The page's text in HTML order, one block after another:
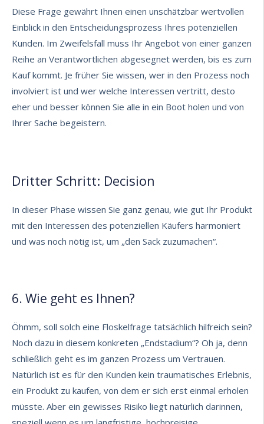
Diese Frage gewährt Ihnen einen unschätzbar wertvollen
Einblick in den Entscheidungsprozess Ihres potenziellen
Kunden. Im Zweifelsfall muss Ihr Angebot von einer ganzen
Reihe an Verantwortlichen abgesegnet werden, bis es zum
Kauf kommt. Je früher Sie wissen, wer in den Prozess noch
involviert ist und wer welche Interessen vertritt, desto
eher und besser können Sie alle in ein Boot holen und von
Ihrer Sache begeistern.
Dritter Schritt: Decision
In dieser Phase wissen Sie ganz genau, wie gut Ihr Produkt
mit den Interessen des potenziellen Käufers harmoniert
und was noch nötig ist, um „den Sack zuzumachen“.
6. Wie geht es Ihnen?
Öhmm, soll solch eine Floskelfrage tatsächlich hilfreich sein?
Noch dazu in diesem konkreten „Endstadium“? Oh ja, denn
schließlich geht es im ganzen Prozess um Vertrauen.
Natürlich ist es für den Kunden kein traumatisches Erlebnis,
ein Produkt zu kaufen, von dem er sich erst einmal erholen
müsste. Aber ein gewisses Risiko liegt natürlich darinnen,